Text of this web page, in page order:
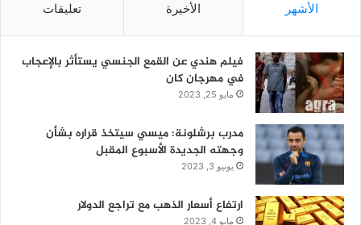
الأشهر الأخيرة تعليقات
فيلم هندي عن القمع الجنسي يستأثر بالإعجاب
في مهرجان كان
مايو 25, 2023
مدرب برشلونة: ميسي سيتخذ قراره بشأن
وجهته الجديدة الأسبوع المقبل
يونيو 3, 2023
ارتفاع أسعار الذهب مع تراجع الدولار
مايو 4, 2023